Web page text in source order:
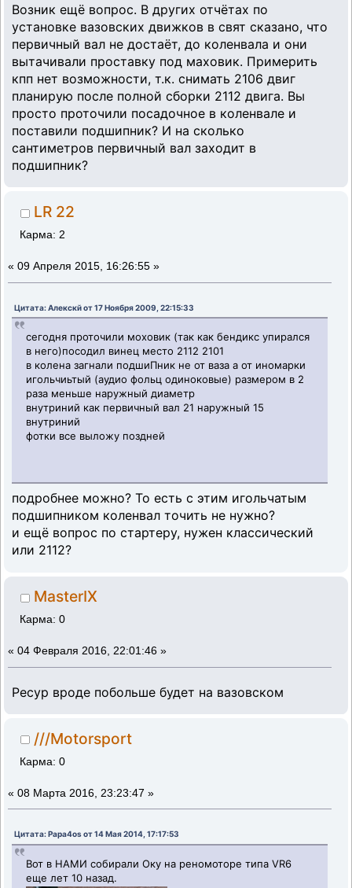
Возник ещё вопрос. В других отчётах по
установке вазовских движков в свят сказано, что
первичный вал не достаёт, до коленвала и они
вытачивали проставку под маховик. Примерить
кпп нет возможности, т.к. снимать 2106 двиг
планирую после полной сборки 2112 двига. Вы
просто проточили посадочное в коленвале и
поставили подшипник? И на сколько
сантиметров первичный вал заходит в
подшипник?
LR 22
Карма: 2
« 09 Апреля 2015, 16:26:55 »
Цитата: Алекскй от 17 Ноября 2009, 22:15:33
сегодня проточили моховик (так как бендикс упирался
в него)посодил винец место 2112 2101
в колена загнали подшиПник не от ваза а от иномарки
игольчиьтый (аудио фольц одиноковые) размером в 2
раза меньше наружный диаметр
внутриний как первичный вал 21 наружный 15
внутриний
фотки все выложу поздней
подробнее можно? То есть с этим игольчатым
подшипником коленвал точить не нужно?
и ещё вопрос по стартеру, нужен классический
или 2112?
MasterIX
Карма: 0
« 04 Февраля 2016, 22:01:46 »
Ресур вроде побольше будет на вазовском
///Motorsport
Карма: 0
« 08 Марта 2016, 23:23:47 »
Цитата: Papa4os от 14 Мая 2014, 17:17:53
Вот в НАМИ собирали Оку на реномоторе типа VR6
еще лет 10 назад.